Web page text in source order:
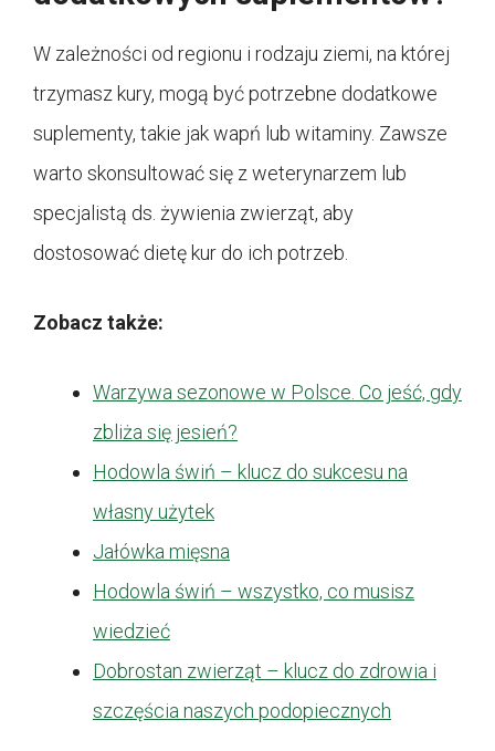
W zależności od regionu i rodzaju ziemi, na której
trzymasz kury, mogą być potrzebne dodatkowe
suplementy, takie jak wapń lub witaminy. Zawsze
warto skonsultować się z weterynarzem lub
specjalistą ds. żywienia zwierząt, aby
dostosować dietę kur do ich potrzeb.
Zobacz także:
Warzywa sezonowe w Polsce. Co jeść, gdy
zbliża się jesień?
Hodowla świń – klucz do sukcesu na
własny użytek
Jałówka mięsna
Hodowla świń – wszystko, co musisz
wiedzieć
Dobrostan zwierząt – klucz do zdrowia i
szczęścia naszych podopiecznych